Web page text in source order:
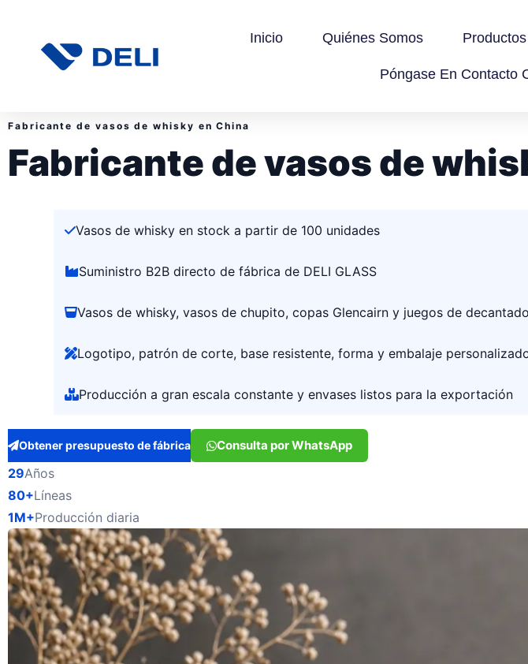
Inicio Quiénes Somos Productos
Póngase En Contacto
Fabricante de vasos de whisky en China
Fabricante de vasos de
Vasos de whisky en stock a partir de 100 unidades
Suministro B2B directo de fábrica de DELI GLASS
Vasos de whisky, vasos de chupito, copas Glencairn y juegos de
Logotipo, patrón de corte, base resistente, forma y embalaje
Producción a gran escala constante y envases listos para la exportación
Obtener presupuesto de fábrica Consulta por WhatsApp
29Años
80+Líneas
1M+Producción diaria